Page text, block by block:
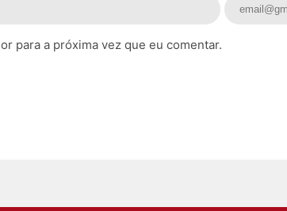
para a próxima vez que eu comentar.